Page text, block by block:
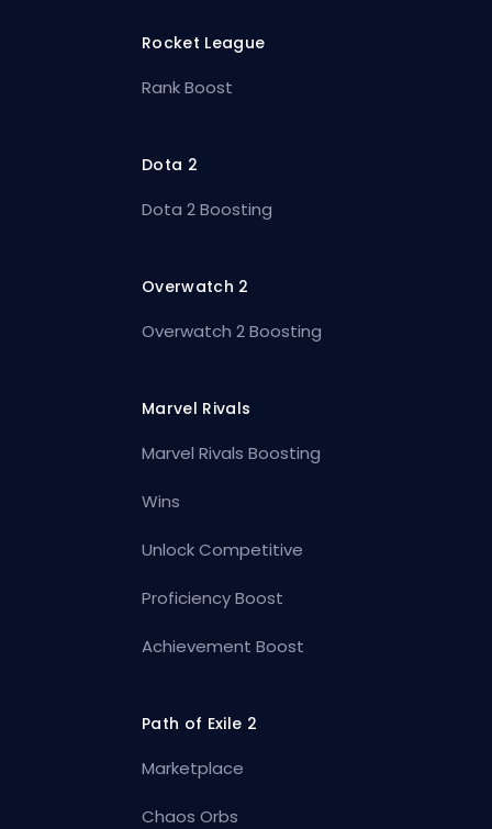
Rocket League
Rank Boost
Dota 2
Dota 2 Boosting
Overwatch 2
Overwatch 2 Boosting
Marvel Rivals
Marvel Rivals Boosting
Wins
Unlock Competitive
Proficiency Boost
Achievement Boost
Path of Exile 2
Marketplace
Chaos Orbs